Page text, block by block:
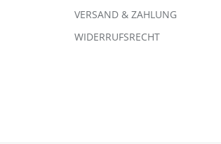
VERSAND & ZAHLUNG
WIDERRUFSRECHT